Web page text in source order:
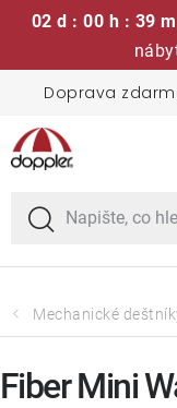
02 d : 00 h : 39
obsah
Doprava
Sedací
Slunečníky
Křesla a židle
Mechanické
Fiber Mini